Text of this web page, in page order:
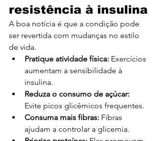
resistência à insulina
A boa notícia é que a condição pode
ser revertida com mudanças no estilo
de vida.
Pratique atividade física: Exercícios
aumentam a sensibilidade à
insulina.
Reduza o consumo de açúcar:
Evite picos glicêmicos frequentes.
Consuma mais fibras: Fibras
ajudam a controlar a glicemia.